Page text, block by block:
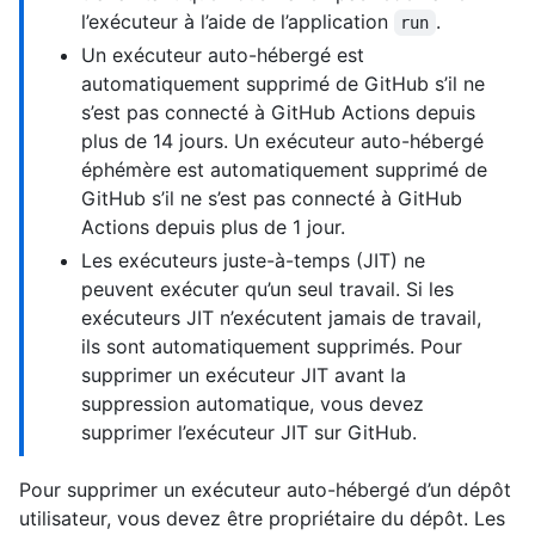
l’exécuteur à l’aide de l’application
run .
Un exécuteur auto-hébergé est
automatiquement supprimé de GitHub s’il ne
s’est pas connecté à GitHub Actions depuis
plus de 14 jours. Un exécuteur auto-hébergé
éphémère est automatiquement supprimé de
GitHub s’il ne s’est pas connecté à GitHub
Actions depuis plus de 1 jour.
Les exécuteurs juste-à-temps (JIT) ne
peuvent exécuter qu’un seul travail. Si les
exécuteurs JIT n’exécutent jamais de travail,
ils sont automatiquement supprimés. Pour
supprimer un exécuteur JIT avant la
suppression automatique, vous devez
supprimer l’exécuteur JIT sur GitHub.
Pour supprimer un exécuteur auto-hébergé d’un dépôt
utilisateur, vous devez être propriétaire du dépôt. Les